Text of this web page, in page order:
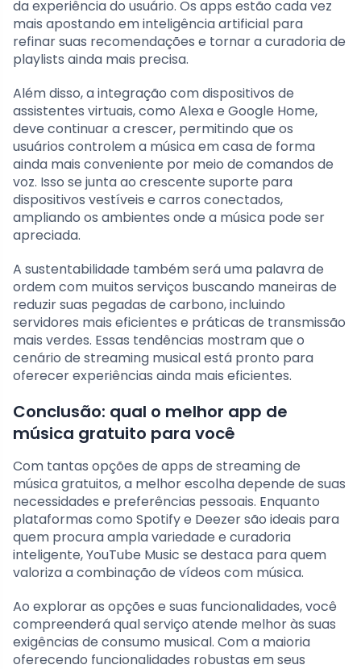
da experiência do usuário. Os apps estão cada vez
mais apostando em inteligência artificial para
refinar suas recomendações e tornar a curadoria de
playlists ainda mais precisa.
Além disso, a integração com dispositivos de
assistentes virtuais, como Alexa e Google Home,
deve continuar a crescer, permitindo que os
usuários controlem a música em casa de forma
ainda mais conveniente por meio de comandos de
voz. Isso se junta ao crescente suporte para
dispositivos vestíveis e carros conectados,
ampliando os ambientes onde a música pode ser
apreciada.
A sustentabilidade também será uma palavra de
ordem com muitos serviços buscando maneiras de
reduzir suas pegadas de carbono, incluindo
servidores mais eficientes e práticas de transmissão
mais verdes. Essas tendências mostram que o
cenário de streaming musical está pronto para
oferecer experiências ainda mais eficientes.
Conclusão: qual o melhor app de
música gratuito para você
Com tantas opções de apps de streaming de
música gratuitos, a melhor escolha depende de suas
necessidades e preferências pessoais. Enquanto
plataformas como Spotify e Deezer são ideais para
quem procura ampla variedade e curadoria
inteligente, YouTube Music se destaca para quem
valoriza a combinação de vídeos com música.
Ao explorar as opções e suas funcionalidades, você
compreenderá qual serviço atende melhor às suas
exigências de consumo musical. Com a maioria
oferecendo funcionalidades robustas em seus